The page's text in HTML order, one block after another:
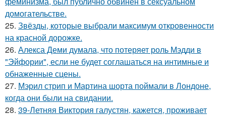
домогательстве.
25. Звёзды, которые выбрали максимум откровенности
на красной дорожке.
26. Алекса Деми думала, что потеряет роль Мэдди в
"Эйфории", если не будет соглашаться на интимные и
обнаженные сцены.
27. Мэрил стрип и Мартина шорта поймали в Лондоне,
когда они были на свидании.
28. 39-Летняя Виктория галустян, кажется, проживает